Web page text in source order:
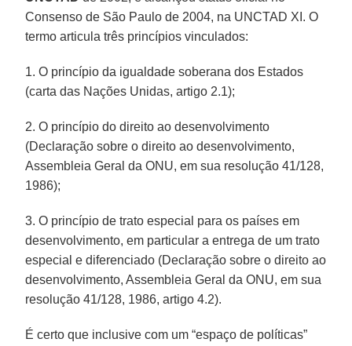
Consenso de São Paulo de 2004, na UNCTAD XI. O
termo articula três princípios vinculados:
1. O princípio da igualdade soberana dos Estados
(carta das Nações Unidas, artigo 2.1);
2. O princípio do direito ao desenvolvimento
(Declaração sobre o direito ao desenvolvimento,
Assembleia Geral da ONU, em sua resolução 41/128,
1986);
3. O princípio de trato especial para os países em
desenvolvimento, em particular a entrega de um trato
especial e diferenciado (Declaração sobre o direito ao
desenvolvimento, Assembleia Geral da ONU, em sua
resolução 41/128, 1986, artigo 4.2).
É certo que inclusive com um “espaço de políticas”